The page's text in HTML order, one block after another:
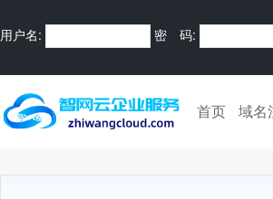
用户名: 密 码:
首页 域名